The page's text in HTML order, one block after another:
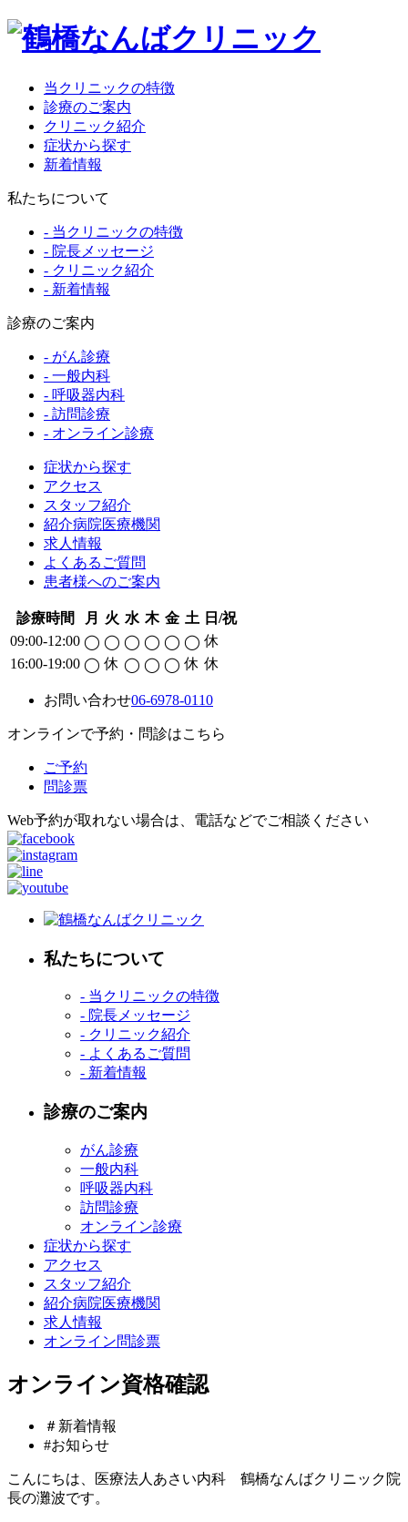
当クリニックの特徴
診療のご案内
クリニック紹介
症状から探す
新着情報
私たちについて
- 当クリニックの特徴
- 院長メッセージ
- クリニック紹介
- 新着情報
診療のご案内
- がん診療
- 一般内科
- 呼吸器内科
- 訪問診療
- オンライン診療
症状から探す
アクセス
スタッフ紹介
紹介病院医療機関
求人情報
よくあるご質問
患者様へのご案内
診療時間 月 火 水 木 金 土 日/祝
09:00-12:00 ◯ ◯ ◯ ◯ ◯ ◯ 休
16:00-19:00 ◯ 休 ◯ ◯ ◯ 休 休
お問い合わせ06-6978-0110
オンラインで予約・問診はこちら
ご予約
問診票
Web予約が取れない場合は、電話などでご相談ください
私たちについて
- 当クリニックの特徴
- 院長メッセージ
- クリニック紹介
- よくあるご質問
- 新着情報
診療のご案内
がん診療
一般内科
呼吸器内科
訪問診療
オンライン診療
症状から探す
アクセス
スタッフ紹介
紹介病院医療機関
求人情報
オンライン問診票
オンライン資格確認
＃新着情報
#お知らせ
こんにちは、医療法人あさい内科 鶴橋なんばクリニック院
長の灘波です。